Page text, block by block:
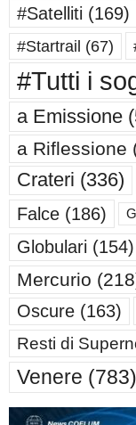
#Satelliti (169)
#Startrail (67)
#Tutti i
a Emissione
a Riflessione
Crateri (336)
Falce (186)
Globulari (154)
Mercurio
Oscure (163)
Resti di
Venere (783)